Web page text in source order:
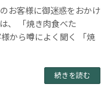
お客様に御迷惑をおかけ
、 「焼き肉食べた
から噂によく聞く 「焼
続きを読む